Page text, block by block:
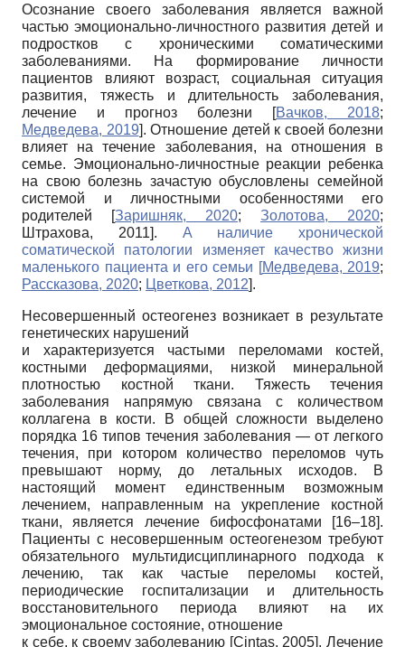
Осознание своего заболевания является важной
частью эмоционально-личностного развития детей и
подростков с хроническими соматическими
заболеваниями. На формирование личности
пациентов влияют возраст, социальная ситуация
развития, тяжесть и длительность заболевания,
лечение и прогноз болезни
[Вачков, 2018;
Медведева, 2019]. Отношение детей к своей болезни
влияет на течение заболевания, на отношения в
семье. Эмоционально-личностные реакции ребенка
на свою болезнь зачастую обусловлены семейной
системой и личностными особенностями его
родителей
[Заришняк, 2020; Золотова, 2020;
Штрахова, 2011]. А наличие хронической
соматической патологии изменяет качество жизни
маленького пациента и его семьи [Медведева, 2019;
Рассказова, 2020; Цветкова, 2012].
Несовершенный остеогенез возникает в результате
генетических нарушений
и характеризуется частыми переломами костей,
костными деформациями, низкой минеральной
плотностью костной ткани. Тяжесть течения
заболевания напрямую связана с количеством
коллагена в кости. В общей сложности выделено
порядка 16 типов течения заболевания — от легкого
течения, при котором количество переломов чуть
превышают норму, до летальных исходов. В
настоящий момент единственным возможным
лечением, направленным на укрепление костной
ткани, является лечение бифосфонатами [16–18].
Пациенты с несовершенным остеогенезом требуют
обязательного мультидисциплинарного подхода к
лечению, так как частые переломы костей,
периодические госпитализации и длительность
восстановительного периода влияют на их
эмоциональное состояние, отношение
к себе, к своему заболеванию [Cintas, 2005]. Лечение